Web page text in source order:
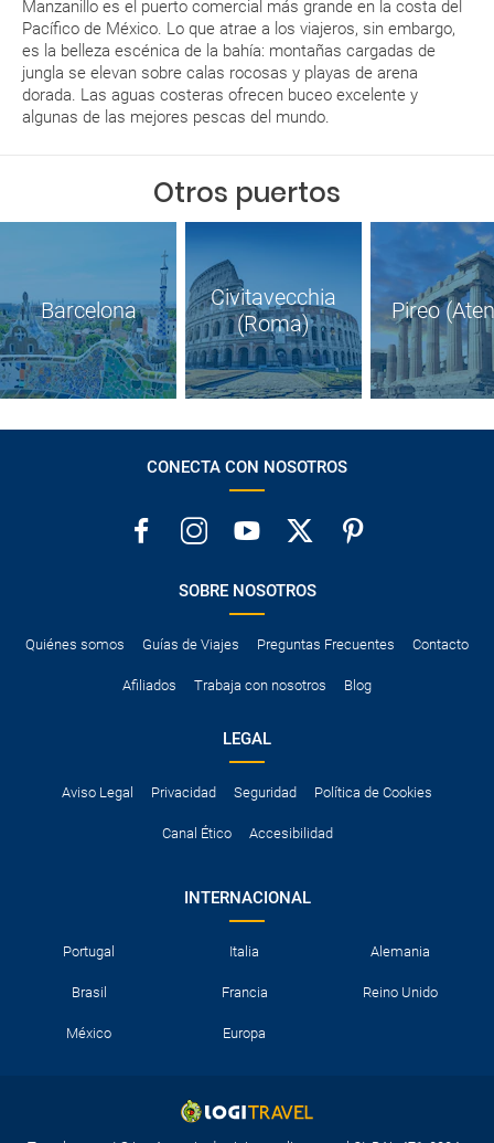
Manzanillo es el puerto comercial más grande en la costa del
Pacífico de México. Lo que atrae a los viajeros, sin embargo,
es la belleza escénica de la bahía: montañas cargadas de
jungla se elevan sobre calas rocosas y playas de arena
dorada. Las aguas costeras ofrecen buceo excelente y
algunas de las mejores pescas del mundo.
Otros puertos
Barcelona
Civitavecchia
(Roma)
Pireo
CONECTA CON NOSOTROS
SOBRE NOSOTROS
Quiénes somos Guías de Viajes Preguntas Frecuentes Contacto
Afiliados Trabaja con nosotros Blog
LEGAL
Aviso Legal Privacidad Seguridad Política de Cookies
Canal Ético Accesibilidad
INTERNACIONAL
Portugal Italia Alemania
Brasil Francia Reino Unido
México Europa